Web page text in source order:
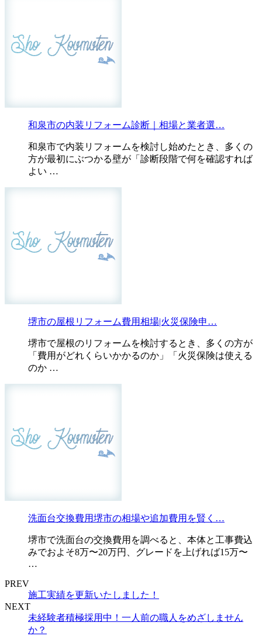
和泉市の内装リフォーム診断｜相場と業者選…
和泉市で内装リフォームを検討し始めたとき、多くの
方が最初にぶつかる壁が「診断段階で何を確認すれば
よい …
堺市の屋根リフォーム費用相場|火災保険申…
堺市で屋根のリフォームを検討するとき、多くの方が
「費用がどれくらいかかるのか」「火災保険は使える
のか …
洗面台交換費用堺市の相場や追加費用を賢く…
堺市で洗面台の交換費用を調べると、本体と工事費込
みでおよそ8万〜20万円、グレードを上げれば15万〜
…
PREV
施工実績を更新いたしました！
NEXT
未経験者積極採用中！一人前の職人をめざしません
か？